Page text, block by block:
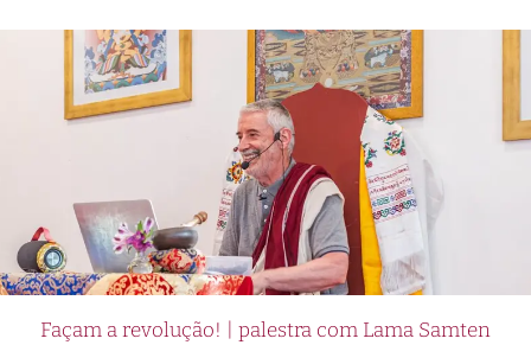
Façam a revolução! | palestra com Lama Samten